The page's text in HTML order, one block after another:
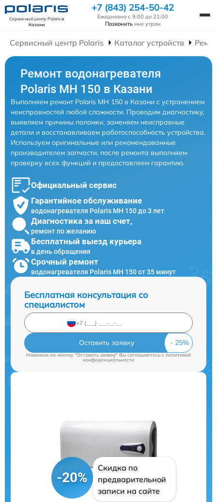
Сервисный центр Polarisв
Казани
+7 (843) 254-50-42
Ежедневно с 9:00 до 21:00
Позвонить мне утром
Сервисный центр Polaris Каталог устройств
Ремонт водонагревателя
Polaris MH 150 в Казани
Выполняем ремонт Polaris MH 150 в Казани с устранением
неисправностей любой сложности. Проводим диагностику,
выявляем причины поломки, заменяем неисправные
детали и восстанавливаем работоспособность устройства.
Используем оригинальные или рекомендованные
производителем запчасти, после ремонта выполняем
проверку всех функций и предоставляем гарантию.
Официальный сервис
Гарантийное обслуживание
водонагревателя Polaris MH 150 до 3 лет
Диагностика за наш счет,
ремонт по желанию
Бесплатный выезд курьера
в день обращения
Срочный ремонт
водонагревателя Polaris MH 150 от 35 минут
Бесплатная консультация со
специалистом
Оставить заявку
Нажимая на кнопку "Оставить заявку" Вы соглашаетесь cполитикой
конфиденциальности
-20%
Скидка по
предварительной
записи на сайте